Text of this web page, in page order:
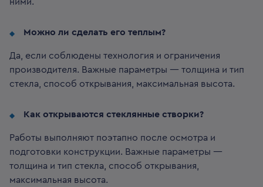
ними.
Можно ли сделать его теплым?
Да, если соблюдены технология и ограничения
производителя. Важные параметры — толщина и тип
стекла, способ открывания, максимальная высота.
Как открываются стеклянные створки?
Работы выполняют поэтапно после осмотра и
подготовки конструкции. Важные параметры —
толщина и тип стекла, способ открывания,
максимальная высота.